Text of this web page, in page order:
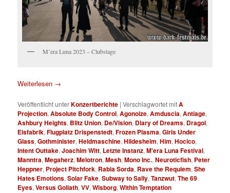
M’era Luna 2023 – Clubstage
Weiterlesen →
Veröffentlicht unterKonzertberichte |Verschlagwortet mitA
Projection,Absolute Body Control,Agonoize,Amduscia,Antiage,
Ashbury Heights, Blitz Union, De/Vision, Diary of Dreams, Dragol,
Eisfabrik,Flugplatz Drispenstedt,Frozen Plasma,Girls Under
Glass,Gothminister,Heldmaschine,Hildesheim,Him,Hocico,
Intent Outtake,Joachim Witt, Letzte Instanz,M'era Luna Festival,
Manntra,Megaherz,Melotron,Mesh,Mono Inc.,Neuroticfish, Peter
Heppner, Project Pitchfork, Rabia Sorda, Rave the Requiem,She
Hates Emotions,Solar Fake,Subway to Sally,Tanzwut,The 69
Eyes,Versus Goliath,VV,Wisborg,Within Temptation